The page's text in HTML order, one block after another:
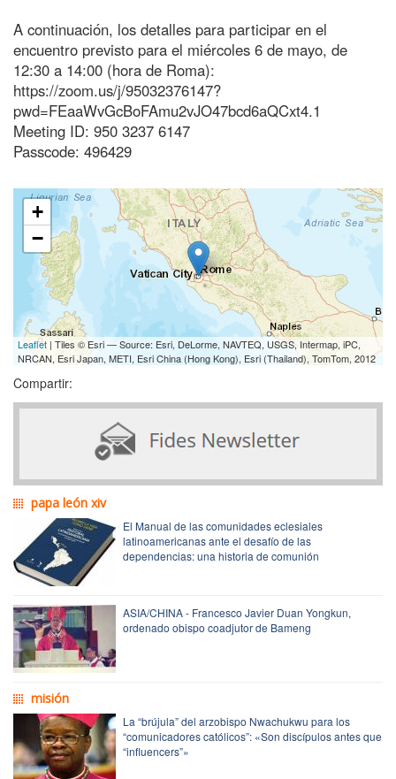
A continuación, los detalles para participar en el
encuentro previsto para el miércoles 6 de mayo, de
12:30 a 14:00 (hora de Roma):
https://zoom.us/j/95032376147?
pwd=FEaaWvGcBoFAmu2vJO47bcd6aQCxt4.1
Meeting ID: 950 3237 6147
Passcode: 496429
+
−
Leaflet | Tiles © Esri — Source: Esri, DeLorme, NAVTEQ, USGS, Intermap, iPC,
NRCAN, Esri Japan, METI, Esri China (Hong Kong), Esri (Thailand), TomTom, 2012
Compartir:
papa león xiv
El Manual de las comunidades eclesiales
latinoamericanas ante el desafío de las
dependencias: una historia de comunión
ASIA/CHINA - Francesco Javier Duan Yongkun,
ordenado obispo coadjutor de Bameng
misión
La “brújula” del arzobispo Nwachukwu para los
“comunicadores católicos”: «Son discípulos antes que
“influencers”»